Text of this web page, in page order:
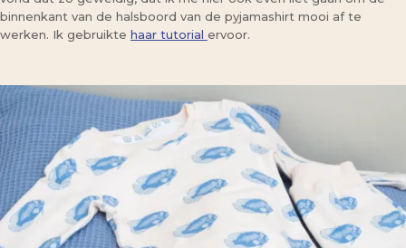
binnenkant van de halsboord van de pyjamashirt mooi af te
werken. Ik gebruikte haar tutorial ervoor.